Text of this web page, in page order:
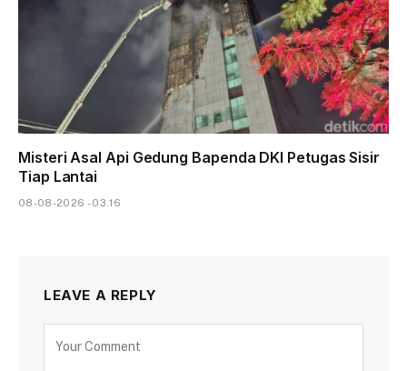
Misteri Asal Api Gedung Bapenda DKI Petugas Sisir
Tiap Lantai
08-08-2026 - 03.16
LEAVE A REPLY